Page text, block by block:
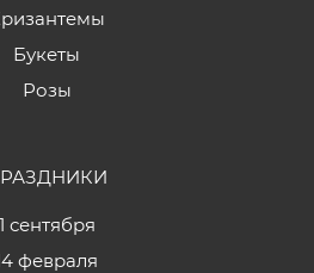
Букеты
Розы
1 сентября
февраля